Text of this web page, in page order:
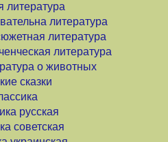
литература
литература
литература
литература
о животных
сказки
русская
советская